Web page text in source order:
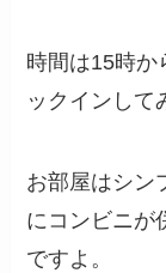
時間は15時か
ックインして
お部屋はシン
にコンビニが
ですよ。